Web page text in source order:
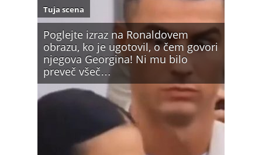
Poglejte izraz na Ronaldovem
obrazu, ko je ugotovil, o čem govori
njegova Georgina! Ni mu bilo
preveč všeč…
Tuja scena